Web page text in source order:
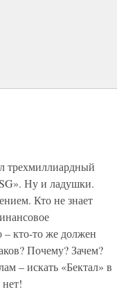
трехмиллиардный
Ну и ладушки.
Кто не знает
– кто-то же должен
Почему? Зачем?
– искать «Бектал» в